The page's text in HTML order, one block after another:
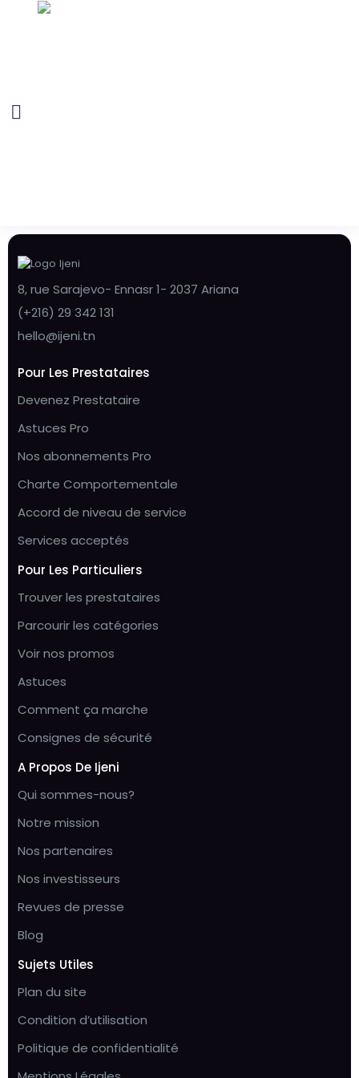
8, rue Sarajevo- Ennasr 1- 2037 Ariana
(+216) 29 342 131
hello@ijeni.tn
Pour Les Prestataires
Devenez Prestataire
Astuces Pro
Nos abonnements Pro
Charte Comportementale
Accord de niveau de service
Services acceptés
Pour Les Particuliers
Trouver les prestataires
Parcourir les catégories
Voir nos promos
Astuces
Comment ça marche
Consignes de sécurité
A Propos De Ijeni
Qui sommes-nous?
Notre mission
Nos partenaires
Nos investisseurs
Revues de presse
Blog
Sujets Utiles
Plan du site
Condition d’utilisation
Politique de confidentialité